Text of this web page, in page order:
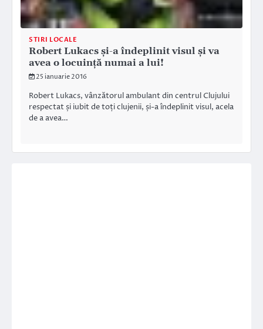
STIRI LOCALE
Robert Lukacs și-a îndeplinit visul și va
avea o locuință numai a lui!
25 ianuarie 2016
Robert Lukacs, vânzătorul ambulant din centrul Clujului
respectat și iubit de toți clujenii, și-a îndeplinit visul, acela
de a avea…